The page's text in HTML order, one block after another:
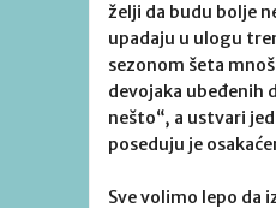
želji da budu bolje
upadaju u ulogu
sezonom šeta
devojaka ubeđenih
nešto“, a ustvari
poseduju je
Sve volimo lepo da